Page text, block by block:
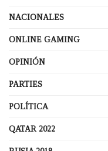
NACIONALES
ONLINE GAMING
OPINIÓN
PARTIES
POLÍTICA
QATAR 2022